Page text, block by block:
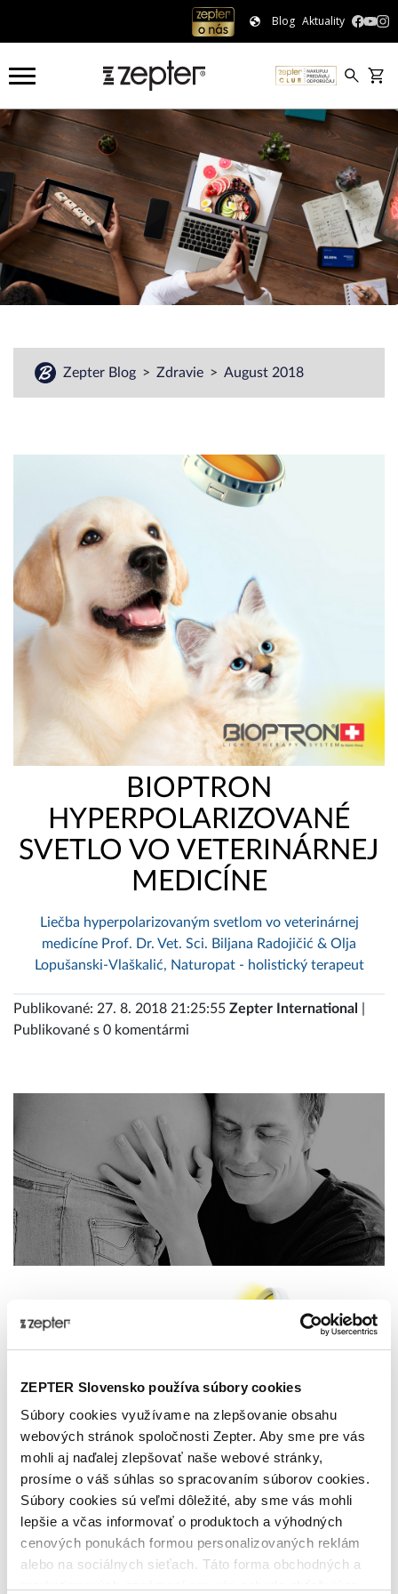
ZEPTER Slovensko používa súbory cookies
Súbory cookies využívame na zlepšovanie obsahu
webových stránok spoločnosti Zepter. Aby sme pre vás
mohli aj naďalej zlepšovať naše webové stránky,
prosíme o váš súhlas so spracovaním súborov cookies.
Súbory cookies sú veľmi dôležité, aby sme vás mohli
lepšie a včas informovať o produktoch a výhodných
cenových ponukách formou personalizovaných reklám
alebo na sociálnych sieťach. Táto forma obchodných a
Blog Aktuality
Zepter Blog Zdravie August 2018
BIOPTRON
HYPERPOLARIZOVANÉ
SVETLO VO VETERINÁRNEJ
MEDICÍNE
Liečba hyperpolarizovaným svetlom vo veterinárnej
medicíne Prof. Dr. Vet. Sci. Biljana Radojičić & Olja
Lopušanski-Vlaškalić, Naturopat - holistický terapeut
Publikované: 27. 8. 2018 21:25:55 Zepter International
Publikované s 0 komentármi
BIOPTRON A
REPRODUKČNÉ ZDRAVIE
Ukazuje sa, že svetelná terapia Bioptron vyvoláva
vnútrobunkovú kaskádu metabolických procesov (vrátane